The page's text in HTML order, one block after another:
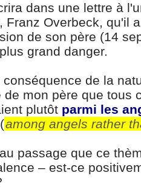
dans une lettre à
Franz Overbeck, qu'il
de son père (14
grand danger.
conséquence de la
de mon père que tous
plutôt parmi les
(among angels rather
passage que ce
– est-ce